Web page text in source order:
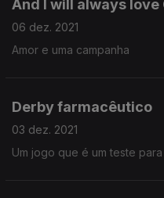
And I will always love
06 dez. 2021
Amor e uma campanha
Derby farmacêutico
03 dez. 2021
Um jogo que é um teste